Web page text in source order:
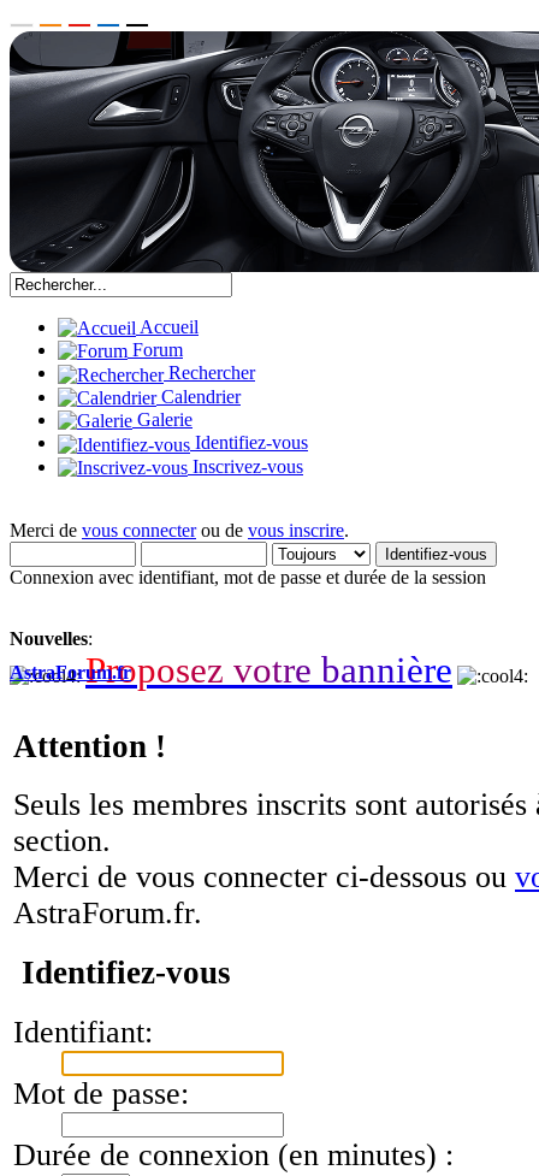
Accueil
Forum
Rechercher
Calendrier
Galerie
Identifiez-vous
Inscrivez-vous
Merci de vous connecterou de vous inscrire.
Connexion avec identifiant, mot de passe et durée de la session
Nouvelles:
Proposez votre bannière
AstraForum.fr
Attention !
Seuls les membres inscrits sont autorisés
section.
Merci de vous connecter ci-dessous ou
AstraForum.fr.
Identifiez-vous
Identifiant:
Mot de passe:
Durée de connexion (en minutes) :